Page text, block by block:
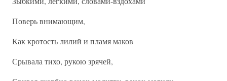
Поверь внимающим,
Как кротость лилий и пламя маков
Срывала тихо, рукою зрячей,